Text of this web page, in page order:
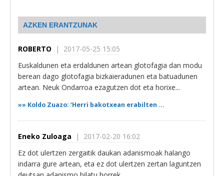
AZKEN ERANTZUNAK
ROBERTO | 2017-05-25 15:05
Euskaldunen eta erdaldunen artean glotofagia dan modu
berean dago glotofagia bizkaieradunen eta batuadunen
artean. Neuk Ondarroa ezagutzen dot eta horixe...
»» Koldo Zuazo: ‘Herri bakotxean erabilten ...
Eneko Zuloaga | 2017-02-20 16:02
Ez dot ulertzen zergaitik daukan adanismoak halango
indarra gure artean, eta ez dot ulertzen zertan laguntzen